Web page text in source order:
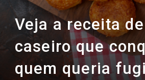
Veja a receita
caseiro que
quem queria